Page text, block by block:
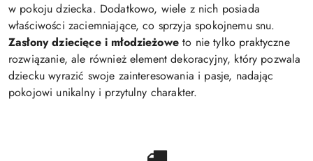
w pokoju dziecka. Dodatkowo, wiele z nich posiada
właściwości zaciemniające, co sprzyja spokojnemu snu.
Zasłony dziecięce i młodzieżoweto nie tylko praktyczne
rozwiązanie, ale również element dekoracyjny, który pozwala
dziecku wyrazić swoje zainteresowania i pasje, nadając
pokojowi unikalny i przytulny charakter.